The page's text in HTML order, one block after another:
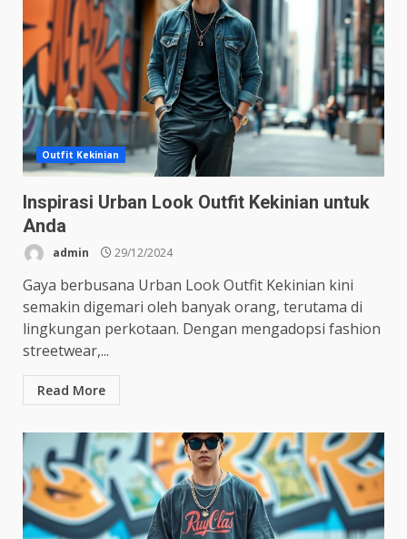
Outfit Kekinian
Inspirasi Urban Look Outfit Kekinian untuk
Anda
admin 29/12/2024
Gaya berbusana Urban Look Outfit Kekinian kini
semakin digemari oleh banyak orang, terutama di
lingkungan perkotaan. Dengan mengadopsi fashion
streetwear,...
Read More